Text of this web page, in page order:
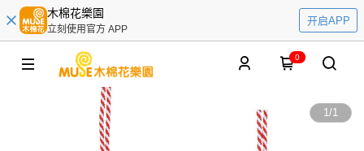
木棉花樂園
立刻使用官方 APP
开启APP
0
1/1